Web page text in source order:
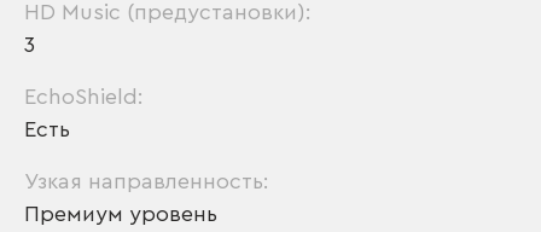
HD Music (предустановки):
3
EchoShield:
Есть
Узкая направленность:
Премиум уровень